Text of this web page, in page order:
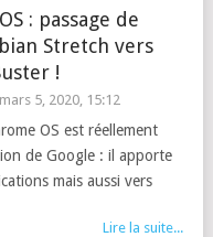
: passage de
Stretch vers
!
mars 5, 2020, 15:12
OS est réellement
de Google : il apporte
mais aussi vers
Lire la suite...